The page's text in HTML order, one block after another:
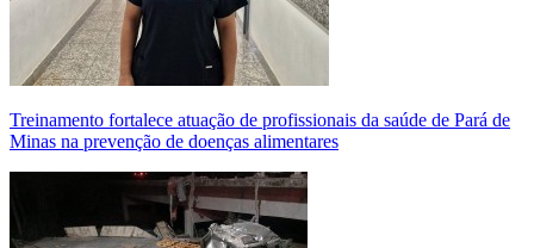
Treinamento fortalece atuação de profissionais da saúde de Pará de
Minas na prevenção de doenças alimentares